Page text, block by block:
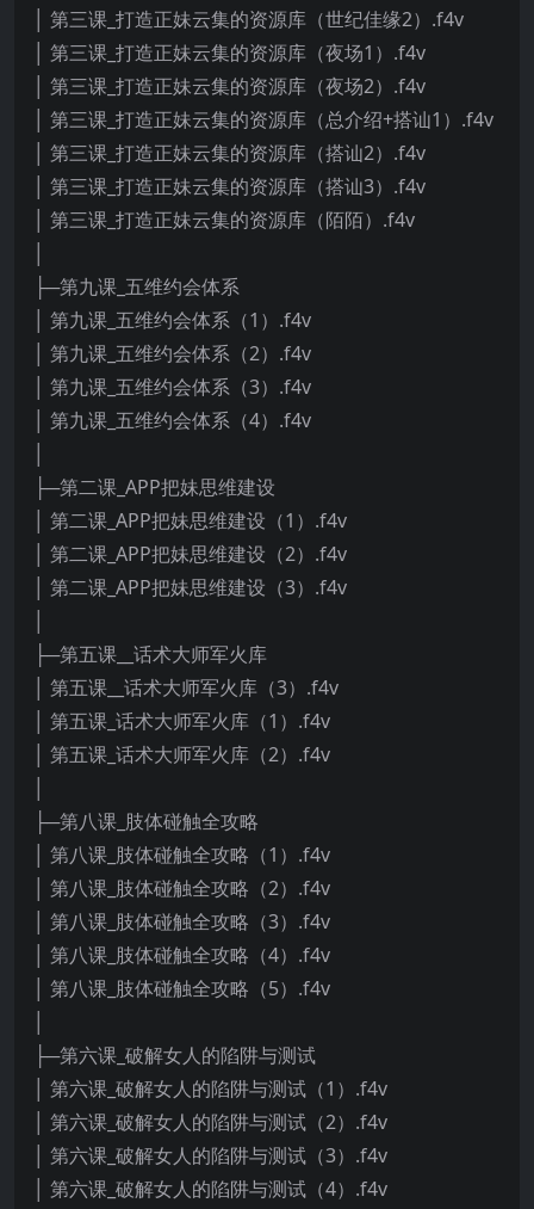
│ 第三课_打造正妹云集的资源库（世纪佳缘2）.f4v
│ 第三课_打造正妹云集的资源库（夜场1）.f4v
│ 第三课_打造正妹云集的资源库（夜场2）.f4v
│ 第三课_打造正妹云集的资源库（总介绍+搭讪1）.f4v
│ 第三课_打造正妹云集的资源库（搭讪2）.f4v
│ 第三课_打造正妹云集的资源库（搭讪3）.f4v
│ 第三课_打造正妹云集的资源库（陌陌）.f4v
├─第九课_五维约会体系
│ 第九课_五维约会体系（1）.f4v
│ 第九课_五维约会体系（2）.f4v
│ 第九课_五维约会体系（3）.f4v
│ 第九课_五维约会体系（4）.f4v
├─第二课_APP把妹思维建设
│ 第二课_APP把妹思维建设（1）.f4v
│ 第二课_APP把妹思维建设（2）.f4v
│ 第二课_APP把妹思维建设（3）.f4v
├─第五课__话术大师军火库
│ 第五课__话术大师军火库（3）.f4v
│ 第五课_话术大师军火库（1）.f4v
│ 第五课_话术大师军火库（2）.f4v
├─第八课_肢体碰触全攻略
│ 第八课_肢体碰触全攻略（1）.f4v
│ 第八课_肢体碰触全攻略（2）.f4v
│ 第八课_肢体碰触全攻略（3）.f4v
│ 第八课_肢体碰触全攻略（4）.f4v
│ 第八课_肢体碰触全攻略（5）.f4v
├─第六课_破解女人的陷阱与测试
│ 第六课_破解女人的陷阱与测试（1）.f4v
│ 第六课_破解女人的陷阱与测试（2）.f4v
│ 第六课_破解女人的陷阱与测试（3）.f4v
│ 第六课_破解女人的陷阱与测试（4）.f4v